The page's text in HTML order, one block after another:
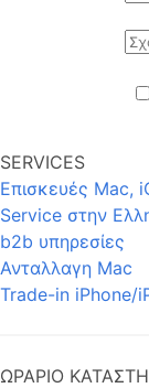
SERVICES
Επισκευές Mac,
Service στην
b2b υπηρεσίες
Ανταλλαγη Mac
Trade-in iPhone/
ΩΡΑΡΙΟ